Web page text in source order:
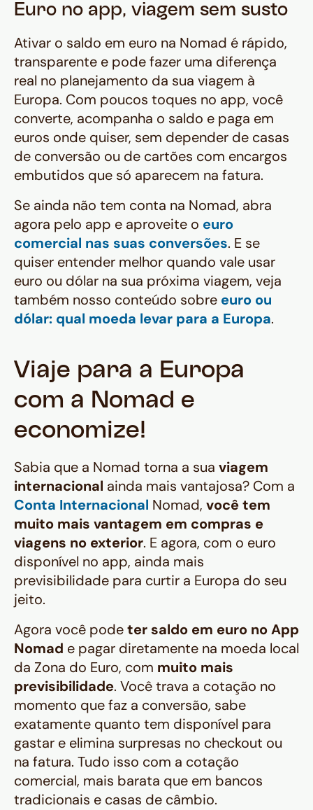
Euro no app, viagem sem susto
Ativar o saldo em euro na Nomad é rápido,
transparente e pode fazer uma diferença
real no planejamento da sua viagem à
Europa. Com poucos toques no app, você
converte, acompanha o saldo e paga em
euros onde quiser, sem depender de casas
de conversão ou de cartões com encargos
embutidos que só aparecem na fatura.
Se ainda não tem conta na Nomad, abra
agora pelo app e aproveite o euro
comercial nas suas conversões. E se
quiser entender melhor quando vale usar
euro ou dólar na sua próxima viagem, veja
também nosso conteúdo sobre euro ou
dólar: qual moeda levar para a Europa.
Viaje para a Europa
com a Nomad e
economize!
Sabia que a Nomad torna a sua viagem
internacional ainda mais vantajosa? Com a
Conta Internacional Nomad, você tem
muito mais vantagem em compras e
viagens no exterior. E agora, com o euro
disponível no app, ainda mais
previsibilidade para curtir a Europa do seu
jeito.
Agora você podeter saldo em euro no App
Nomad e pagar diretamente na moeda local
da Zona do Euro, com muito mais
previsibilidade. Você trava a cotação no
momento que faz a conversão, sabe
exatamente quanto tem disponível para
gastar e elimina surpresas no checkout ou
na fatura. Tudo isso com a cotação
comercial, mais barata que em bancos
tradicionais e casas de câmbio.